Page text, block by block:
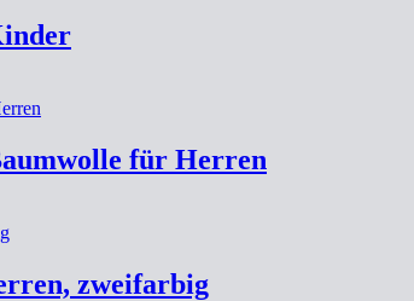
für Herren
zweifarbig